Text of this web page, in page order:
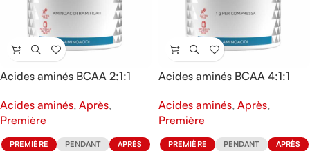
Acides aminés BCAA 2:1:1
Acides aminés, Après,
Première
PREMIÈRE PENDANT APRÈS
Acides aminés BCAA 4:1:1
Acides aminés, Après,
Première
PREMIÈRE PENDANT APRÈS